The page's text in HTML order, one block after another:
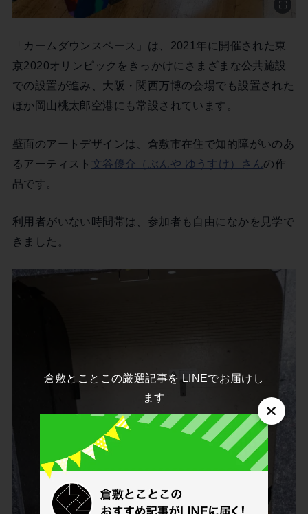
「カームダウンスペース」は、2021年に開催された東
京2020オリンピックをきっかけにさまざまな公共施設
での設置が進み、大阪・関西万博の会場でも設置された
ほか岡山桃太郎空港にも常設されています。
壁面のアートデザインは、倉敷市在住で知的障がいのあ
るアーティスト 文谷優介（ぶんや ゆうすけ）さん の作
品です。
利用者がいない時間帯は、参加者も自由になかを見学で
きました。
倉敷とことこの厳選記事を LINEでお届けし
ます